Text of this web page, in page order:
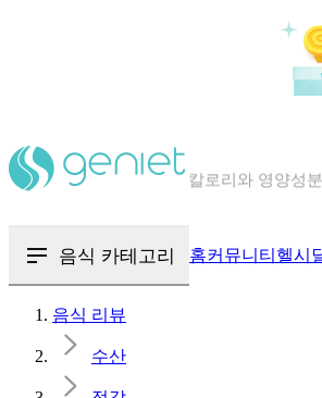
혈당 · 다이어트
음식 카테고리 홈커뮤니티 헬시
음식 리뷰
수산